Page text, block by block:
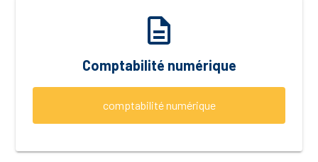
description
Comptabilité numérique
comptabilité numérique